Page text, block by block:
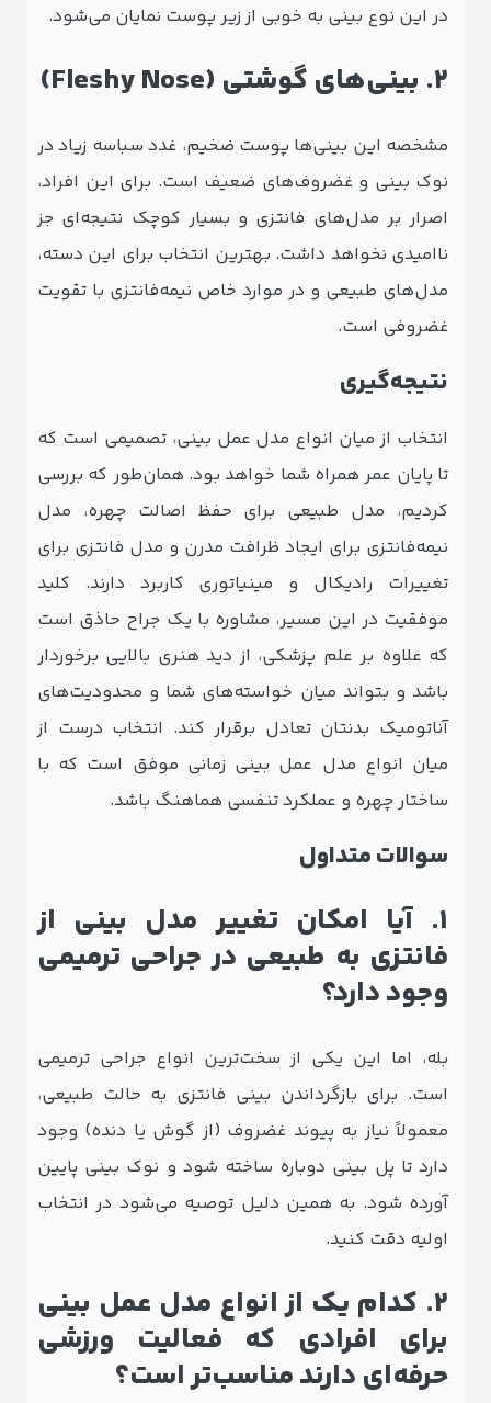
در این نوع بینی به خوبی از زیر پوست نمایان می‌شود.
مشخصه این بینی‌ها پوست ضخیم، غدد سباسه زیاد در
نوک بینی و غضروف‌های ضعیف است. برای این افراد،
اصرار بر مدل‌های فانتزی و بسیار کوچک نتیجه‌ای جز
ناامیدی نخواهد داشت. بهترین انتخاب برای این دسته،
مدل‌های طبیعی و در موارد خاص نیمه‌فانتزی با تقویت
غضروفی است.
نتیجه‌گیری
انتخاب از میان انواع مدل عمل بینی، تصمیمی است که
تا پایان عمر همراه شما خواهد بود. همان‌طور که بررسی
کردیم، مدل طبیعی برای حفظ اصالت چهره، مدل
نیمه‌فانتزی برای ایجاد ظرافت مدرن و مدل فانتزی برای
تغییرات رادیکال و مینیاتوری کاربرد دارند. کلید
موفقیت در این مسیر، مشاوره با یک جراح حاذق است
که علاوه بر علم پزشکی، از دید هنری بالایی برخوردار
باشد و بتواند میان خواسته‌های شما و محدودیت‌های
آناتومیک بدنتان تعادل برقرار کند. انتخاب درست از
میان انواع مدل عمل بینی زمانی موفق است که با
ساختار چهره و عملکرد تنفسی هماهنگ باشد.
سوالات متداول
۱. آیا امکان تغییر مدل بینی از
فانتزی به طبیعی در جراحی ترمیمی
وجود دارد؟
بله، اما این یکی از سخت‌ترین انواع جراحی ترمیمی
است. برای بازگرداندن بینی فانتزی به حالت طبیعی،
معمولاً نیاز به پیوند غضروف (از گوش یا دنده) وجود
دارد تا پل بینی دوباره ساخته شود و نوک بینی پایین
آورده شود. به همین دلیل توصیه می‌شود در انتخاب
اولیه دقت کنید.
۲. کدام یک از انواع مدل عمل بینی
برای افرادی که فعالیت ورزشی
حرفه‌ای دارند مناسب‌تر است؟